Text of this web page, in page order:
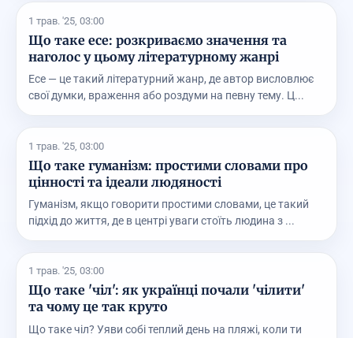
1 трав. '25, 03:00
Що таке есе: розкриваємо значення та
наголос у цьому літературному жанрі
Есе — це такий літературний жанр, де автор висловлює
свої думки, враження або роздуми на певну тему. Ц...
1 трав. '25, 03:00
Що таке гуманізм: простими словами про
цінності та ідеали людяності
Гуманізм, якщо говорити простими словами, це такий
підхід до життя, де в центрі уваги стоїть людина з ...
1 трав. '25, 03:00
Що таке 'чіл': як українці почали 'чілити'
та чому це так круто
Що таке чіл? Уяви собі теплий день на пляжі, коли ти